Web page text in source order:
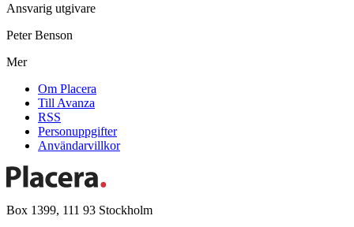
Ansvarig utgivare
Peter Benson
Mer
Om Placera
Till Avanza
RSS
Personuppgifter
Användarvillkor
Box 1399, 111 93 Stockholm